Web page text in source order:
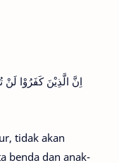
اِنَّ الَّذِيْنَ كَفَرُوْا لَنْ
tidak akan
benda dan anak-